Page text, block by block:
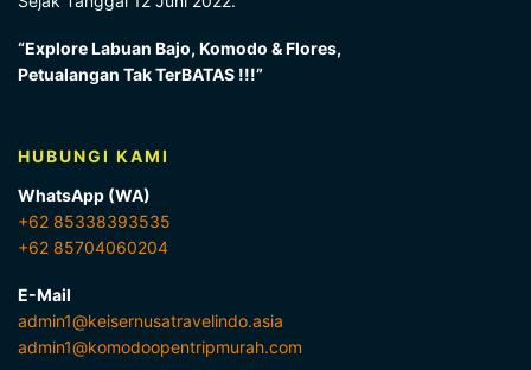
“Explore Labuan Bajo, Komodo & Flores,
Petualangan Tak TerBATAS !!!”
HUBUNGI KAMI
WhatsApp (WA)
+62 85338393535
+62 85704060204
E-Mail
admin1@keisernusatravelindo.asia
admin1@komodoopentripmurah.com